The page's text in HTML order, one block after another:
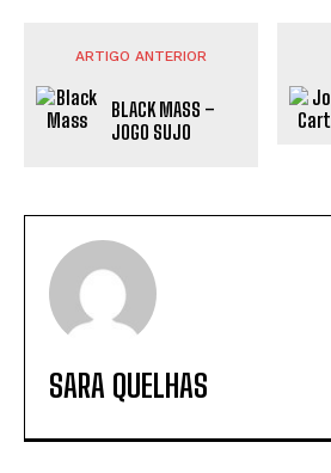
ARTIGO ANTERIOR
BLACK MASS –
JOGO SUJO
SARA QUELHAS